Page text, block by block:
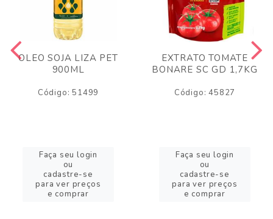
OLEO SOJA LIZA PET
900ML
Código: 51499
Faça seu login
ou
cadastre-se
para ver preços
e comprar
EXTRATO TOMATE
BONARE SC GD 1,7KG
Código: 45827
Faça seu login
ou
cadastre-se
para ver preços
e comprar